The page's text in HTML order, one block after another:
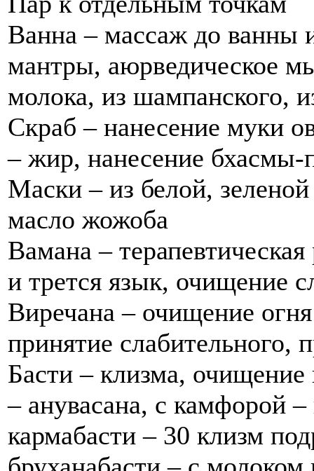
Ванна – массаж до ванны
мантры, аюрведическое
молока, из шампанского,
Скраб – нанесение муки
– жир, нанесение бхасмы-
Маски – из белой,
масло жожоба
Вамана –
и трется язык, очищение
Виречана – очищение
принятие слабительного,
Басти – клизма,
– анувасана, с камфорой
кармабасти – 30 клизм